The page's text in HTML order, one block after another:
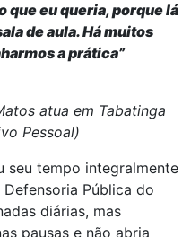
que eu queria, porque lá
de aula. Há muitos
a prática”
atua em Tabatinga
Pessoal)
seu tempo integralmente
Pública do
diárias, mas
pausas e não abria